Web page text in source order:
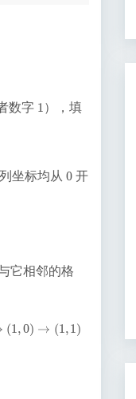
数字 11），填
坐标均从 0
0开
它相邻的格
(1,0) → (1,1)